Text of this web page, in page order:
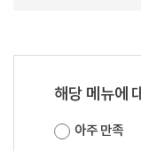
해당 메뉴에
아주 만족